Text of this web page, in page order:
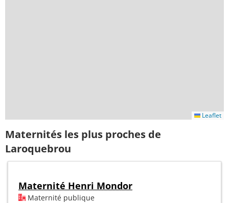
Leaflet
Maternités les plus proches de
Laroquebrou
Maternité Henri Mondor
Maternité publique